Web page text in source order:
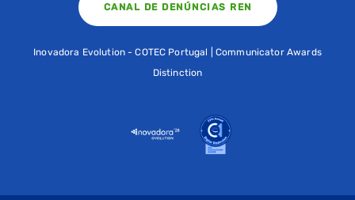
CANAL DE DENÚNCIAS REN
Inovadora Evolution - COTEC Portugal | Communicator Awards
Distinction